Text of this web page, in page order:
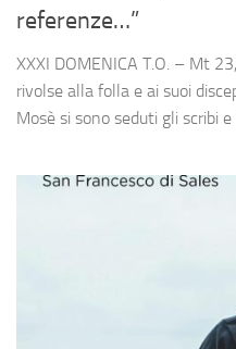
referenze…”
XXXI DOMENICA T.O. – Mt
rivolse alla folla e ai suoi
Mosè si sono seduti gli scribi e